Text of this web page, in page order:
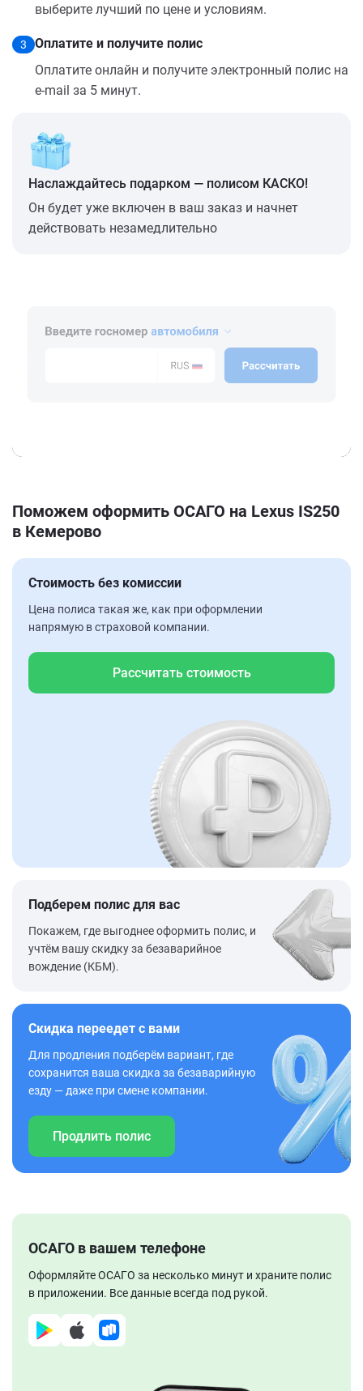
выберите лучший по цене и условиям.
3
Оплатите и получите полис
Оплатите онлайн и получите электронный полис на
e-mail за 5 минут.
Наслаждайтесь подарком — полисом КАСКО!
Он будет уже включен в ваш заказ и начнет
действовать незамедлительно
Поможем оформить ОСАГО на Lexus IS250
в Кемерово
Стоимость без комиссии
Цена полиса такая же, как при оформлении
напрямую в страховой компании.
Рассчитать стоимость
Подберем полис для вас
Покажем, где выгоднее оформить полис, и
учтём вашу скидку за безаварийное
вождение (КБМ).
Скидка переедет с вами
Для продления подберём вариант, где
сохранится ваша скидка за безаварийную
езду — даже при смене компании.
Продлить полис
ОСАГО в вашем телефоне
Оформляйте ОСАГО за несколько минут и храните полис
в приложении. Все данные всегда под рукой.